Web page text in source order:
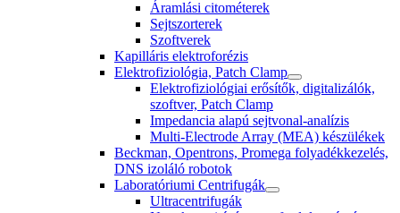
Áramlási citométerek
Sejtszorterek
Szoftverek
Kapilláris elektroforézis
Elektrofiziológia, Patch Clamp
Elektrofiziológiai erősítők, digitalizálók,
szoftver, Patch Clamp
Impedancia alapú sejtvonal-analízis
Multi-Electrode Array (MEA) készülékek
Beckman, Opentrons, Promega folyadékkezelés,
DNS izoláló robotok
Laboratóriumi Centrifugák
Ultracentrifugák